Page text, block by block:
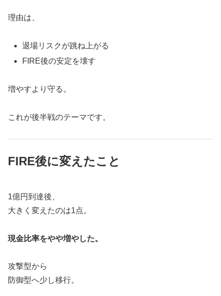
理由は、
退場リスクが跳ね上がる
FIRE後の安定を壊す
増やすより守る。
これが後半戦のテーマです。
FIRE後に変えたこと
1億円到達後、
大きく変えたのは1点。
現金比率をやや増やした。
攻撃型から
防御型へ少し移行。